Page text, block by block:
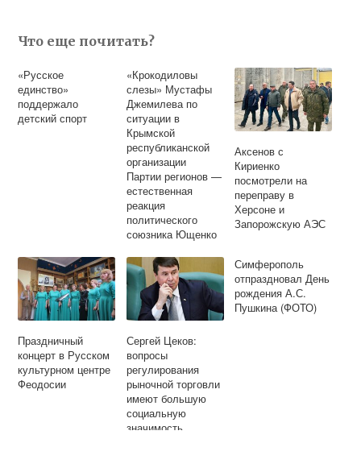
Что еще почитать?
«Русское
единство»
поддержало
детский спорт
«Крокодиловы
слезы» Мустафы
Джемилева по
ситуации в
Крымской
республиканской
организации
Партии регионов —
естественная
реакция
политического
союзника Ющенко
«Киселев-
Гриценко»
Аксенов с
Кириенко
посмотрели на
переправу в
Херсоне и
Запорожскую АЭС
Праздничный
концерт в Русском
культурном центре
Феодосии
Сергей Цеков:
вопросы
регулирования
рыночной торговли
имеют большую
социальную
значимость
Симферополь
отпраздновал День
рождения А.С.
Пушкина (ФОТО)